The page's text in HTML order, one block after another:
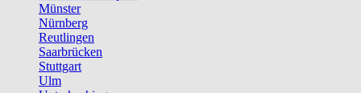
Münster
Nürnberg
Reutlingen
Saarbrücken
Stuttgart
Ulm